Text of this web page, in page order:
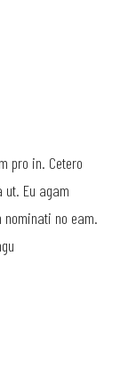
pro in. Cetero
Eu agam
nominati no eam.